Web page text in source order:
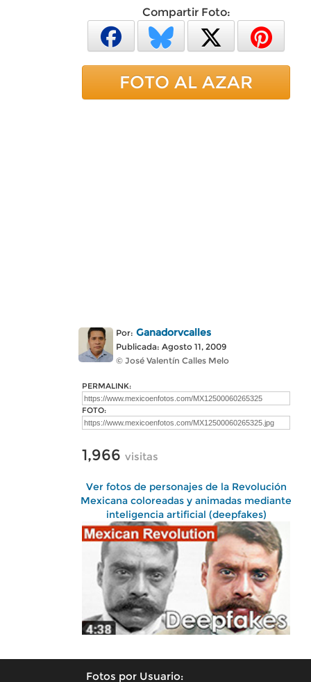
Compartir Foto:
FOTO AL AZAR
Por: Ganadorvcalles
Publicada: Agosto 11, 2009
© José Valentín Calles Melo
PERMALINK:
FOTO:
1,966 visitas
Ver fotos de personajes de la Revolución
Mexicana coloreadas y animadas mediante
inteligencia artificial (deepfakes)
Fotos por Usuario: